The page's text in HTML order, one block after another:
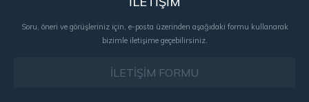
Soru, öneri ve görüşleriniz için, e-posta üzerinden aşağıdaki formu kullanarak
bizimle iletişime geçebilirsiniz.
İLETİŞİM FORMU